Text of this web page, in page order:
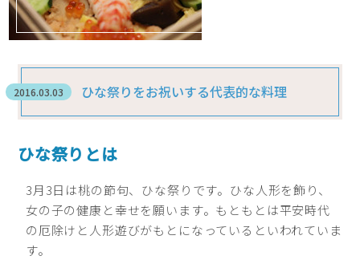
ひな祭りをお祝いする代表的な料理
2016.03.03
ひな祭りとは
3月3日は桃の節句、ひな祭りです。ひな人形を飾り、
女の子の健康と幸せを願います。もともとは平安時代
の厄除けと人形遊びがもとになっているといわれていま
す。